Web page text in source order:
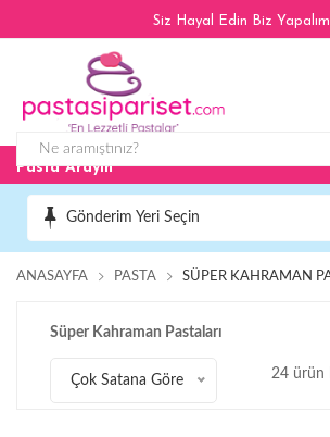
Siz Hayal Edin Biz
Pasta Arayın
Gönderim Yeri Seçin
ANASAYFA PASTA SÜPER KAHRAMAN
Süper Kahraman Pastaları
Çok Satana Göre 24 ürün